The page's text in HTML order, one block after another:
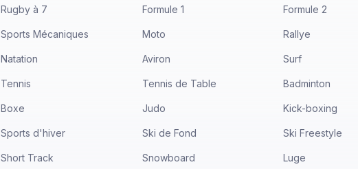
Rugby à 7 Formule 1 Formule 2
Sports Mécaniques Moto Rallye
Natation Aviron Surf
Tennis Tennis de Table Badminton
Boxe Judo Kick-boxing
Sports d'hiver Ski de Fond Ski Freestyle
Short Track Snowboard Luge